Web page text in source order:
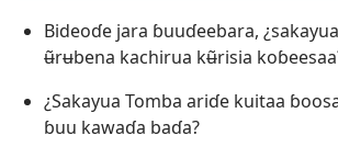
Bideoɗe jara ɓuuɗeebara,
ʉ̃rʉbena kachirua kʉ̃risia
¿Sakayua Tomba ariɗe kuitaa
ɓuu kawaɗa baɗa?